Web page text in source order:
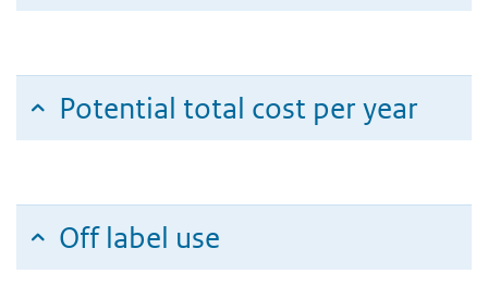
Potential total cost per year
Off label use